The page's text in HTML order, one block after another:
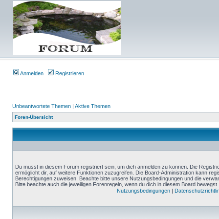
Anmelden Registrieren
Unbeantwortete Themen | Aktive Themen
Foren-Übersicht
Du musst in diesem Forum registriert sein, um dich anmelden zu können. Die
ermöglicht dir, auf weitere Funktionen zuzugreifen. Die Board-Administration kann
Berechtigungen zuweisen. Beachte bitte unsere Nutzungsbedingungen und die
Bitte beachte auch die jeweiligen Forenregeln, wenn du dich in diesem Board bewegst.
Nutzungsbedingungen |